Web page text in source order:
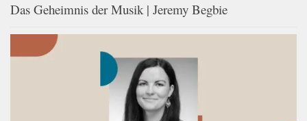
Das Geheimnis der Musik | Jeremy Begbie